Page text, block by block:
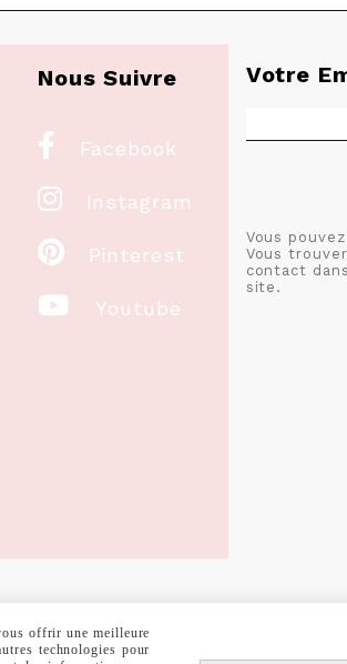
Nous Suivre
 Facebook
 Instagram
 Pinterest
 Youtube
Votre
Vous
Vous
contact
site.
CONFIDENTIALITÉ
offrir une meilleure
technologies pour